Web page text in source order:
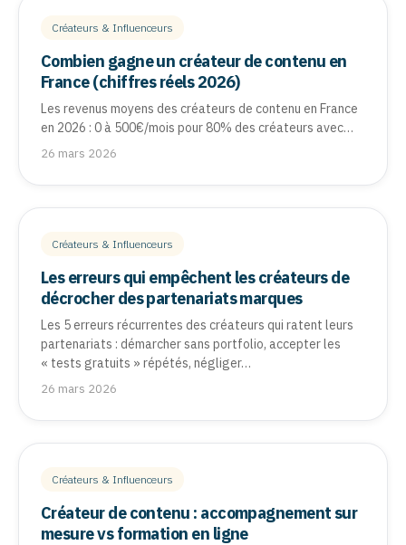
Créateurs & Influenceurs
Combien gagne un créateur de contenu en
France (chiffres réels 2026)
Les revenus moyens des créateurs de contenu en France
en 2026 : 0 à 500€/mois pour 80% des créateurs avec…
26 mars 2026
Créateurs & Influenceurs
Les erreurs qui empêchent les créateurs de
décrocher des partenariats marques
Les 5 erreurs récurrentes des créateurs qui ratent leurs
partenariats : démarcher sans portfolio, accepter les
« tests gratuits » répétés, négliger…
26 mars 2026
Créateurs & Influenceurs
Créateur de contenu : accompagnement sur
mesure vs formation en ligne